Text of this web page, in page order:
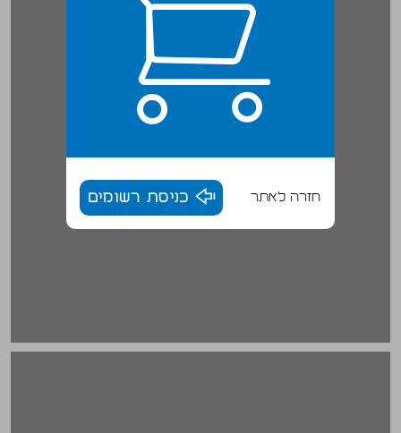
חזרה לאתר כניסת רשומים